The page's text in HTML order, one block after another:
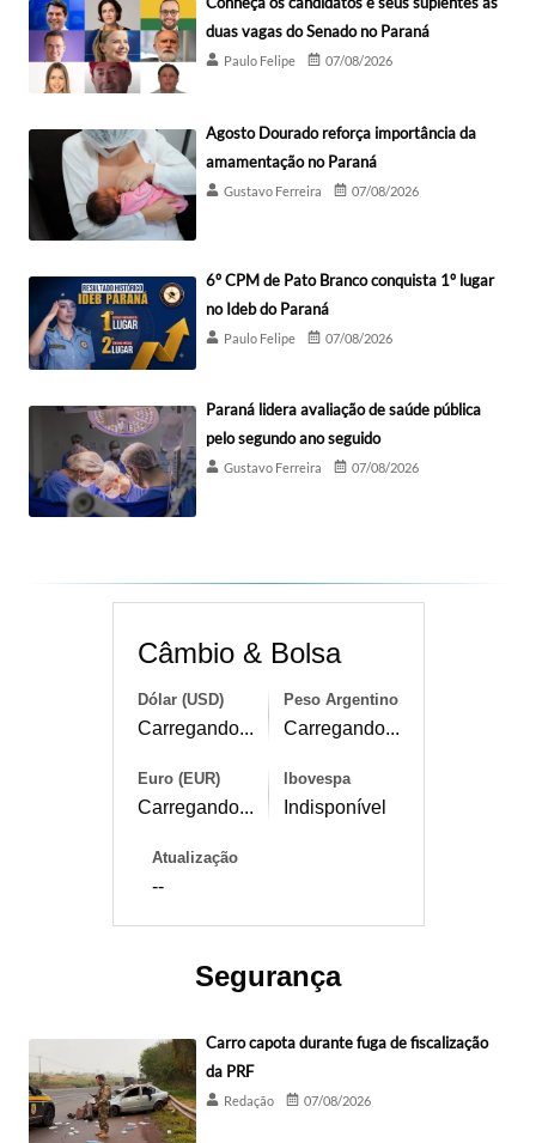
duas vagas do Senado no Paraná
Paulo Felipe 07/08/2026
Agosto Dourado reforça importância da
amamentação no Paraná
Gustavo Ferreira 07/08/2026
6º CPM de Pato Branco conquista 1º lugar
no Ideb do Paraná
Paulo Felipe 07/08/2026
Paraná lidera avaliação de saúde pública
pelo segundo ano seguido
Gustavo Ferreira 07/08/2026
Câmbio & Bolsa
Dólar (USD)
Carregando...
Peso Argentino
Carregando...
Euro (EUR)
Carregando...
Ibovespa
Indisponível
Atualização
--
Segurança
Carro capota durante fuga de fiscalização
da PRF
Redação 07/08/2026